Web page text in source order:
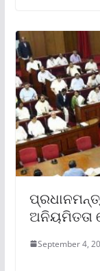
ଅନିୟମିତତା
September 4,